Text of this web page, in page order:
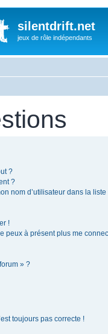
silentdrift.net
jeux de rôle indépendants
?
?
nom d’utilisateur dans la liste
!
peux à présent plus me
» ?
toujours pas correcte !